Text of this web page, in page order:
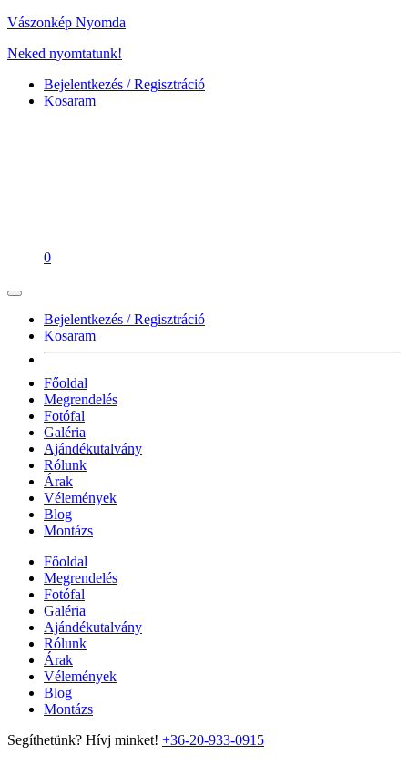
Vászonkép Nyomda
Neked nyomtatunk!
Bejelentkezés / Regisztráció
Kosaram
0
Bejelentkezés / Regisztráció
Kosaram
Főoldal
Megrendelés
Fotófal
Galéria
Ajándékutalvány
Rólunk
Árak
Vélemények
Blog
Montázs
Főoldal
Megrendelés
Fotófal
Galéria
Ajándékutalvány
Rólunk
Árak
Vélemények
Blog
Montázs
Segíthetünk? Hívj minket! +36-20-933-0915